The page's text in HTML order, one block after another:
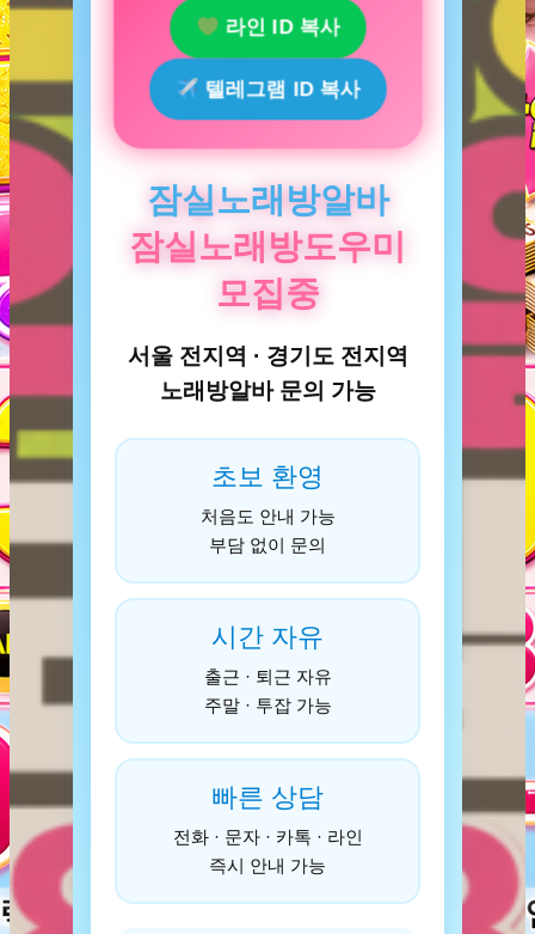
라인 ID 복사
텔레그램 ID 복사
잠실노래방알바
잠실노래방도우미
모집중
서울 전지역 · 경기도 전지역
노래방알바 문의 가능
초보 환영
처음도 안내 가능
부담 없이 문의
시간 자유
출근 · 퇴근 자유
주말 · 투잡 가능
빠른 상담
전화 · 문자 · 카톡 · 라인
즉시 안내 가능